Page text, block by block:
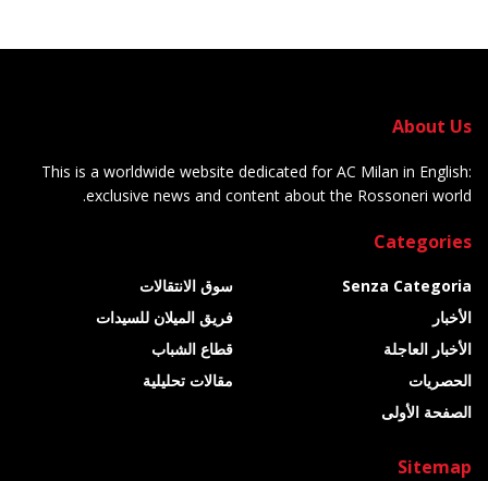
About Us
This is a worldwide website dedicated for AC Milan in English:
exclusive news and content about the Rossoneri world.
Categories
Senza Categoria
الأخبار
الأخبار العاجلة
الحصريات
الصفحة الأولى
سوق الانتقالات
فريق الميلان للسيدات
قطاع الشباب
مقالات تحليلية
Sitemap